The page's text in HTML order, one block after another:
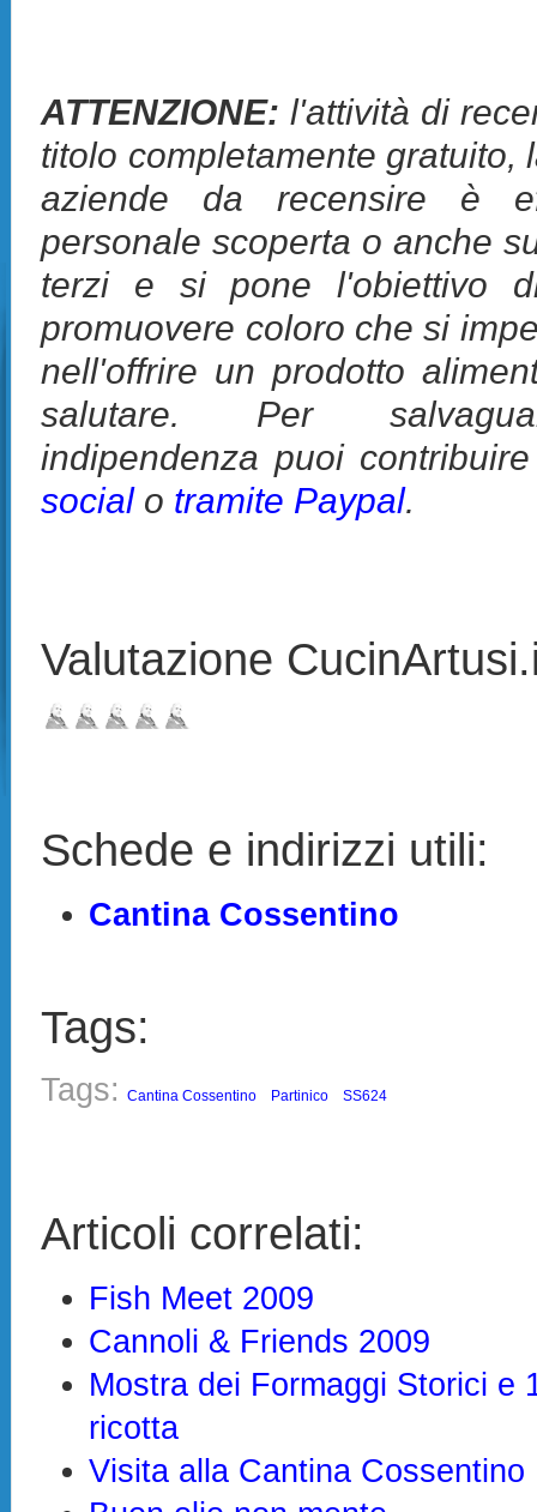
ATTENZIONE: l'attività di
titolo completamente gratuito,
aziende da recensire è
personale scoperta o anche
terzi e si pone l'obiettivo
promuovere coloro che si
nell'offrire un prodotto
salutare. Per
indipendenza puoi
socialo tramite Paypal.
Valutazione
Schede e indirizzi utili:
Cantina Cossentino
Tags:
Tags: Cantina Cossentino Partinico SS624
Articoli correlati:
Fish Meet 2009
Cannoli & Friends 2009
Mostra dei Formaggi Storici e
ricotta
Visita alla Cantina Cossentino